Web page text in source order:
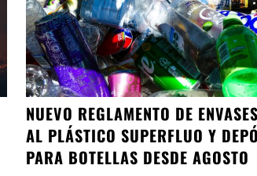
NUEVO REGLAMENTO DE
AL PLÁSTICO SUPERFLUO Y
PARA BOTELLAS DESDE AGOSTO